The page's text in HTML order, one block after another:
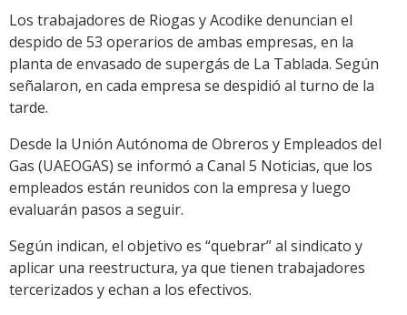
Link
Los trabajadores de Riogas y Acodike denuncian el
despido de 53 operarios de ambas empresas, en la
planta de envasado de supergás de La Tablada. Según
señalaron, en cada empresa se despidió al turno de la
tarde.
Desde la Unión Autónoma de Obreros y Empleados del
Gas (UAEOGAS) se informó a Canal 5 Noticias, que los
empleados están reunidos con la empresa y luego
evaluarán pasos a seguir.
Según indican, el objetivo es “quebrar” al sindicato y
aplicar una reestructura, ya que tienen trabajadores
tercerizados y echan a los efectivos.